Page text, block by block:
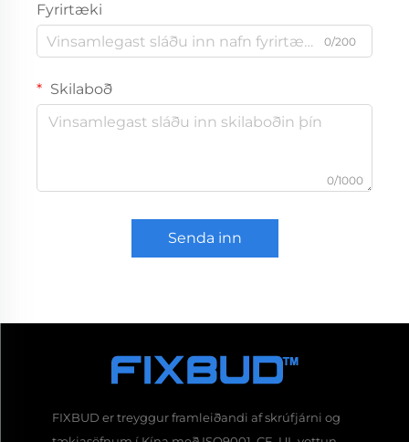
Fyrirtæki
0/200
Skilaboð
0/1000
Senda inn
FIXBUD er treyggur framleiðandi af skrúfjárni og